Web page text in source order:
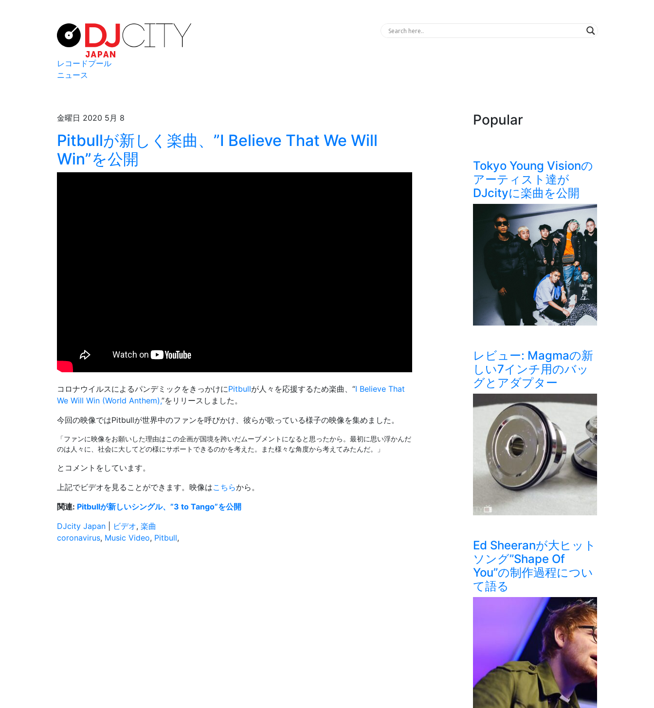
レコードプール
ニュース
金曜日 2020 5月 8
Pitbullが新しく楽曲、”I Believe That We Will
Win”を公開
コロナウイルスによるパンデミックをきっかけにPitbullが人々を応援するため楽曲、“I Believe That
We Will Win (World Anthem),”をリリースしました。
今回の映像ではPitbullが世界中のファンを呼びかけ、彼らが歌っている様子の映像を集めました。
「ファンに映像をお願いした理由はこの企画が国境を跨いだムーブメントになると思ったから。最初に思い浮かんだ
のは人々に、社会に大してどの様にサポートできるのかを考えた。また様々な角度から考えてみたんだ。」
とコメントをしています。
上記でビデオを見ることができます。映像はこちらから。
関連: Pitbullが新しいシングル、”3 to Tango”を公開
DJcity Japan
ビデオ, 楽曲
coronavirus, Music Video, Pitbull,
Popular
Tokyo Young Visionの
アーティスト達が
DJcityに楽曲を公開
レビュー: Magmaの新
しい7インチ用のバッ
グとアダプター
Ed Sheeranが大ヒット
ソング”Shape Of
You”の制作過程につい
て語る